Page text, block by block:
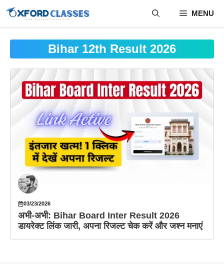
content
MENU
Bihar 12th Result 2026
03/23/2026
अभी-अभी: Bihar Board Inter Result 2026
डायरेक्ट लिंक जारी, अपना रिजल्ट चेक करें और जश्न मनाएं